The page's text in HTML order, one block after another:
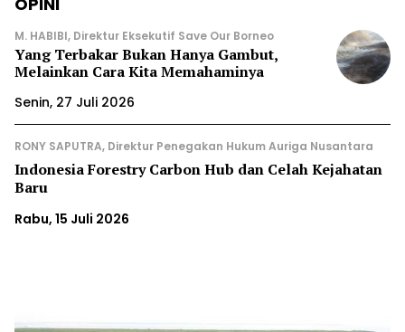
M. HABIBI, Direktur Eksekutif Save Our Borneo
Yang Terbakar Bukan Hanya Gambut,
Melainkan Cara Kita Memahaminya
Senin, 27 Juli 2026
RONY SAPUTRA, Direktur Penegakan Hukum Auriga Nusantara
Indonesia Forestry Carbon Hub dan Celah Kejahatan
Baru
Rabu, 15 Juli 2026